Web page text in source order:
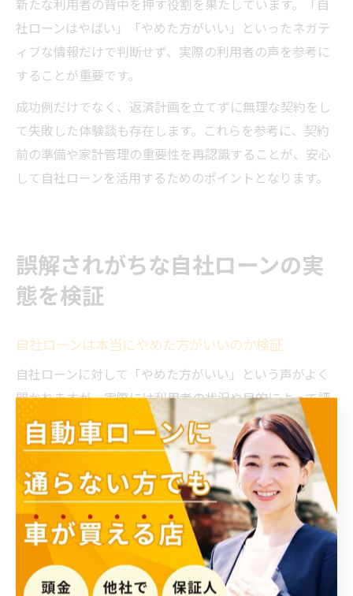
新たな利用者の背中を押す役割を果たしています。「自
社ローンはやばい」「やめた方がいい」といったネガテ
ィブな情報だけで判断せず、実際の利用者の声を参考に
することが重要です。
成功例だけでなく、返済計画を立てずに無理な契約をし
て失敗した体験談も存在します。これらを参考に、契約
前の準備や家計管理の重要性を再認識することが、安心
して自社ローンを活用するためのポイントとなります。
誤解されがちな自社ローンの実
態を検証
自社ローンは本当にやめた方がいいのか検証
自社ローンに対して「やめた方がいい」という声がよく
聞かれますが、実際には利用者の状況や目的によって評
価は大きく異なります。自社ローンは、一般の銀行ロー
ンや信販会社の審査に通りにくい方でも利用できる柔軟
な仕組みが特徴です。そのため、過去の金融トラブルや
収入の不安定さで車の購入を諦めていた方にとっては、
生活再建や新たなスタートの手段となっています。
一方で、金利や手数料が高めに設定されている場合や、
契約内容を十分に理解しないまま利用すると、返済が困